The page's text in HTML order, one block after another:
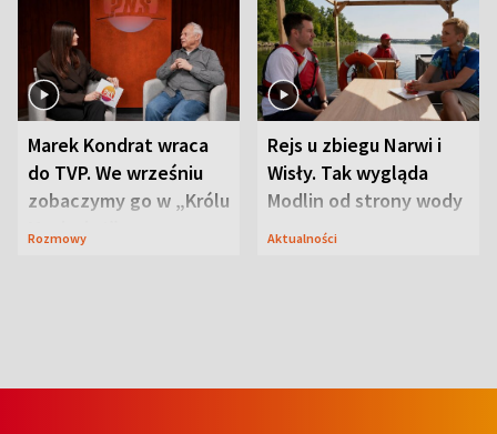
Marek Kondrat wraca
do TVP. We wrześniu
zobaczymy go w „Królu
Maciusiu I”
Rozmowy
Rejs u zbiegu Narwi i
Wisły. Tak wygląda
Modlin od strony wody
Aktualności